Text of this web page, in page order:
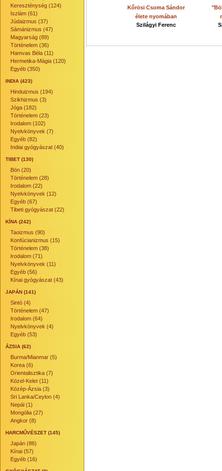
Kereszténység (124)
Iszlám (61)
Júdaizmus (37)
Sámánizmus (47)
Magyarság (89)
Történelem (36)
Hamvas Béla (11)
Hermetika-Mágia (120)
Egyéb (350)
INDIA (423)
Hinduizmus (194)
Szikhizmus (3)
Jóga (182)
Történelem (23)
Irodalom (102)
Nyelvkönyvek (7)
Egyéb (82)
Indiai gyógyászat (40)
TIBET (130)
Bön (20)
Történelem (28)
Irodalom (22)
Nyelvkönyvek (12)
Egyéb (67)
Tibeti gyógyászat (22)
KÍNA (242)
Taoizmus (90)
Konfúcianizmus (15)
Történelem (38)
Irodalom (71)
Nyelvkönyvek (11)
Egyéb (56)
Kínai gyógyászat (43)
JAPÁN (141)
Sintó (4)
Történelem (47)
Irodalom (64)
Nyelvkönyvek (4)
Egyéb (53)
ÁZSIA (62)
Burma/Mianmar (5)
Korea (6)
Orientalisztika (7)
Közel-Kelet (11)
Közép-Ázsia (3)
Sri Lanka/Ceylon (4)
Nepál (1)
Mongólia (27)
Angkor (8)
HARCMŰVÉSZET (145)
Japán (86)
Kínai (57)
Egyéb (16)
Kőrösi Csoma Sándor
élete nyomában
Szilágyi Ferenc